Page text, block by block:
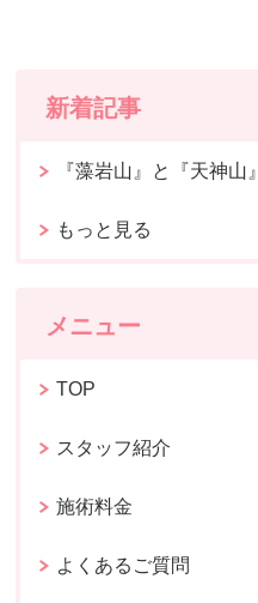
新着記事
『藻岩山』と『天神山』
もっと見る
メニュー
TOP
スタッフ紹介
施術料金
よくあるご質問